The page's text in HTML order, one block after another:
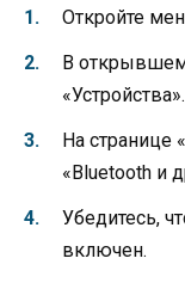
Откройте
В
«Устройства».
На странице
«Bluetooth и
Убедитесь,
включен.